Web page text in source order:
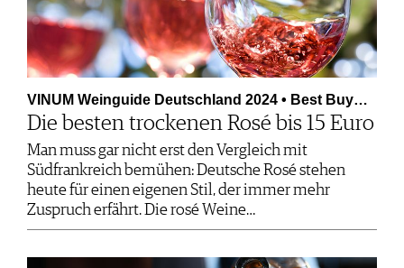
VINUM Weinguide Deutschland 2024 • Best Buy…
Die besten trockenen Rosé bis 15 Euro
Man muss gar nicht erst den Vergleich mit
Südfrankreich bemühen: Deutsche Rosé stehen
heute für einen eigenen Stil, der immer mehr
Zuspruch erfährt. Die rosé Weine…